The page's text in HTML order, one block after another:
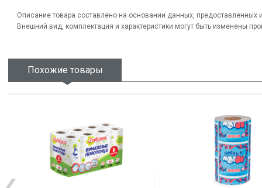
Описание товара составлено на основании данных, предоставленных
Внешний вид, комплектация и характеристики могут быть изменены
Похожие товары